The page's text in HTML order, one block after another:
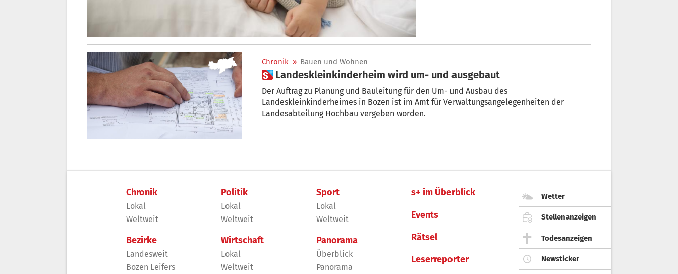
Chronik » Bauen und Wohnen
 Landeskleinkinderheim wird um- und ausgebaut
Der Auftrag zu Planung und Bauleitung für den Um- und Ausbau des
Landeskleinkinderheimes in Bozen ist im Amt für Verwaltungsangelegenheiten der
Landesabteilung Hochbau vergeben worden.
Chronik
Lokal
Weltweit
Bezirke
Landesweit
Bozen Leifers
Politik
Lokal
Weltweit
Wirtschaft
Lokal
Weltweit
Sport
Lokal
Weltweit
Panorama
Überblick
Panorama
s+ im Überblick
Events
Rätsel
Leserreporter
Wetter
Stellenanzeigen
Todesanzeigen
Newsticker